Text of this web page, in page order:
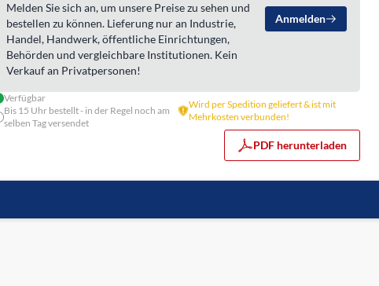
Melden Sie sich an, um unsere Preise zu sehen und
bestellen zu können. Lieferung nur an Industrie,
Handel, Handwerk, öffentliche Einrichtungen,
Behörden und vergleichbare Institutionen. Kein
Verkauf an Privatpersonen!
Anmelden
Verfügbar
Bis 15 Uhr bestellt - in der Regel noch am
selben Tag versendet
Wird per Spedition geliefert & ist mit
Mehrkosten verbunden!
PDF herunterladen